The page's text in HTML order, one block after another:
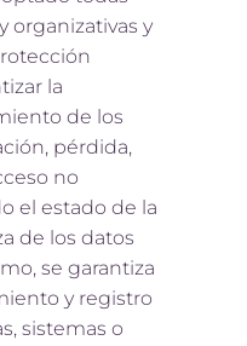
organizativas y
la
de los
pérdida,
no
el estado de la
de los datos
se garantiza
y registro
sistemas o